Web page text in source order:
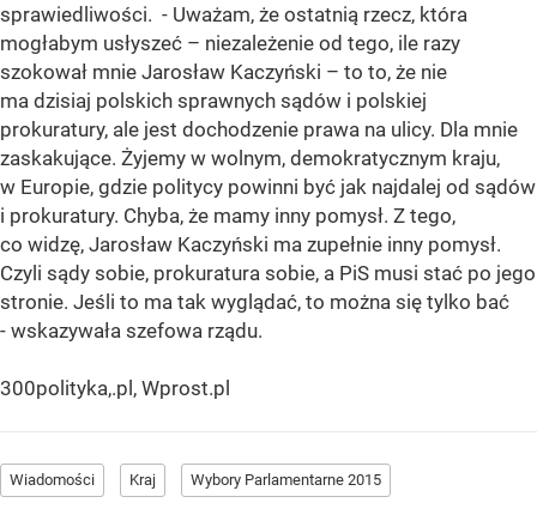
sprawiedliwości. - Uważam, że ostatnią rzecz, która
mogłabym usłyszeć – niezależenie od tego, ile razy
szokował mnie Jarosław Kaczyński – to to, że nie
ma dzisiaj polskich sprawnych sądów i polskiej
prokuratury, ale jest dochodzenie prawa na ulicy. Dla mnie
zaskakujące. Żyjemy w wolnym, demokratycznym kraju,
w Europie, gdzie politycy powinni być jak najdalej od sądów
i prokuratury. Chyba, że mamy inny pomysł. Z tego,
co widzę, Jarosław Kaczyński ma zupełnie inny pomysł.
Czyli sądy sobie, prokuratura sobie, a PiS musi stać po jego
stronie. Jeśli to ma tak wyglądać, to można się tylko bać
- wskazywała szefowa rządu.
300polityka,.pl, Wprost.pl
Wiadomości Kraj Wybory Parlamentarne 2015